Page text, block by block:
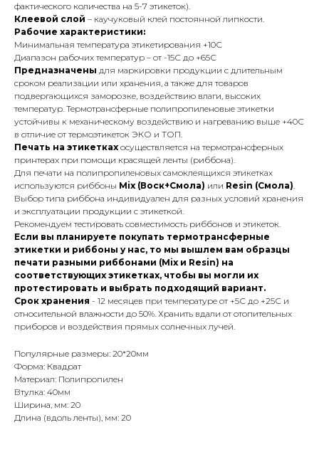
фактического количества на 5-7 этикеток).
Клеевой слой – каучуковый клей постоянной липкости.
Рабочие характеристики:
Минимальная температура этикетирования +10С
Диапазон рабочих температур – от -15С до +65С
Предназначены для маркировки продукции с длительным
сроком реализации или хранения, а также для товаров
подвергающихся заморозке, воздействию влаги, высоких
температур. Термотрансферные полипропиленовые этикетки
устойчивы к механическому воздействию и нагреванию выше +40С
в отличие от термоэтикеток ЭКО и ТОП.
Печать на этикеткахосуществляется на термотрансферных
принтерах при помощи красящей ленты (риббона).
Для печати на полипропиленовых самоклеящихся этикетках
используются риббоны Mix (Воск+Смола) или Resin (Смола).
Выбор типа риббона индивидуален для разных условий хранения
и эксплуатации продукции с этикеткой.
Рекомендуем тестировать совместимость риббонов и этикеток.
Если вы планируете покупать термотрансферные
этикетки и риббоны у нас, то мы вышлем вам образцы
печати разными риббонами (Mix и Resin) на
соответствующих этикетках, чтобы вы могли их
протестировать и выбрать подходящий вариант.
Срок хранения - 12 месяцев при температуре от +5С до +25С и
относительной влажности до 50%. Хранить вдали от отопительных
приборов и воздействия прямых солнечных лучей.
Популярные размеры: 20*20мм
Форма: Квадрат
Материал: Полипропилен
Втулка: 40мм
Ширина, мм: 20
Длина (вдоль ленты), мм: 20